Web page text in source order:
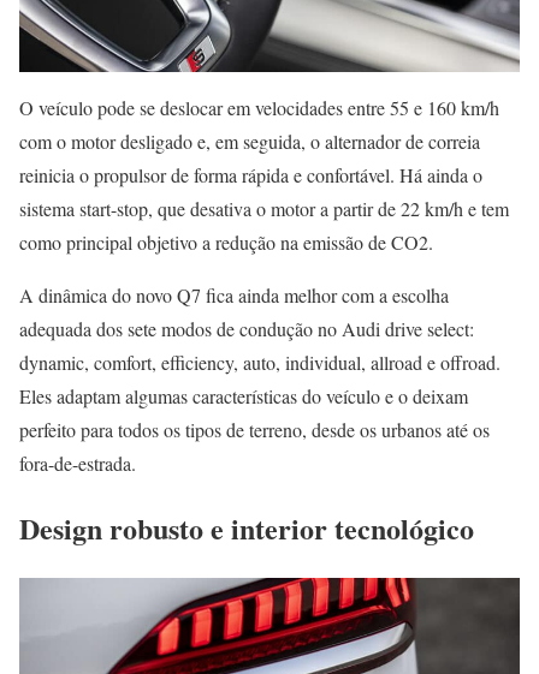
O veículo pode se deslocar em velocidades entre 55 e 160 km/h
com o motor desligado e, em seguida, o alternador de correia
reinicia o propulsor de forma rápida e confortável. Há ainda o
sistema start-stop, que desativa o motor a partir de 22 km/h e tem
como principal objetivo a redução na emissão de CO2.
A dinâmica do novo Q7 fica ainda melhor com a escolha
adequada dos sete modos de condução no Audi drive select:
dynamic, comfort, efficiency, auto, individual, allroad e offroad.
Eles adaptam algumas características do veículo e o deixam
perfeito para todos os tipos de terreno, desde os urbanos até os
fora-de-estrada.
Design robusto e interior tecnológico